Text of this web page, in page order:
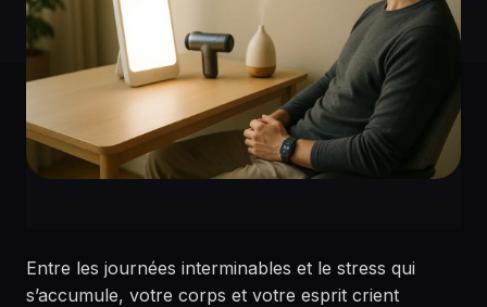
Entre les journées interminables et le stress qui
s’accumule, votre corps et votre esprit crient